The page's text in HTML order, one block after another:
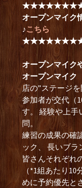
オープンマイク
♪こちら
オープンマイク
オープンマイク
店の”ステージを
参加者が交代（
す。 経験や上手
問。
練習の成果の確
ック、 長いブラ
皆さんそれぞれ
（*1組あたり
めに予約優先と